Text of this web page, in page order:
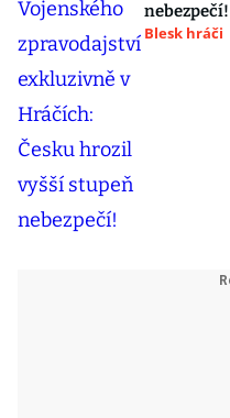
nebezpečí!
Blesk hráči